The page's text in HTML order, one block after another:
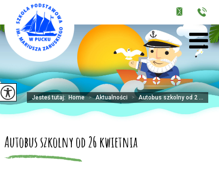
Jesteś tutaj: Home > Aktualności > Autobus szkolny od 2 ...
Autobus szkolny od 26 kwietnia